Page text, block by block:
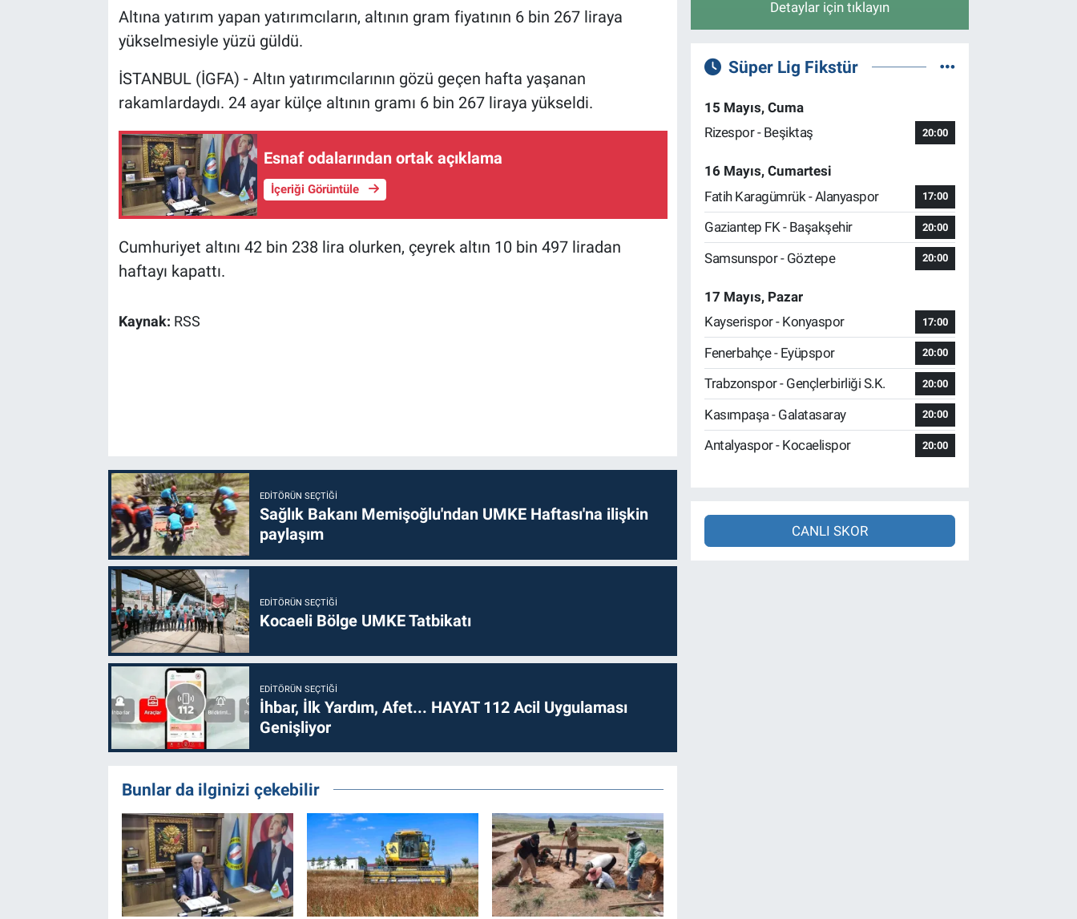
Altına yatırım yapan yatırımcıların, altının gram fiyatının 6 bin 267 liraya
yükselmesiyle yüzü güldü.
İSTANBUL (İGFA) - Altın yatırımcılarının gözü geçen hafta yaşanan
rakamlardaydı. 24 ayar külçe altının gramı 6 bin 267 liraya yükseldi.
Esnaf odalarından ortak açıklama
İçeriği Görüntüle
Cumhuriyet altını 42 bin 238 lira olurken, çeyrek altın 10 bin 497 liradan
haftayı kapattı.
Kaynak: RSS
EDITÖRÜN SEÇTIĞI
Sağlık Bakanı Memişoğlu'ndan UMKE Haftası'na ilişkin
paylaşım
EDITÖRÜN SEÇTIĞI
Kocaeli Bölge UMKE Tatbikatı
EDITÖRÜN SEÇTIĞI
İhbar, İlk Yardım, Afet... HAYAT 112 Acil Uygulaması
Genişliyor
Bunlar da ilginizi çekebilir
Detaylar için tıklayın
Süper Lig Fikstür
15 Mayıs, Cuma
Rizespor - Beşiktaş
20:00
16 Mayıs, Cumartesi
Fatih Karagümrük - Alanyaspor
17:00
Gaziantep FK - Başakşehir 20:00
Samsunspor - Göztepe 20:00
17 Mayıs, Pazar
Kayserispor - Konyaspor
17:00
Fenerbahçe - Eyüpspor 20:00
Trabzonspor - Gençlerbirliği S.K. 20:00
Kasımpaşa - Galatasaray 20:00
Antalyaspor - Kocaelispor 20:00
CANLI SKOR